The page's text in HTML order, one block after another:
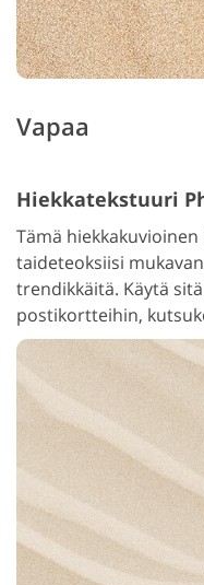
Vapaa
Hiekkatekstuuri
Tämä
taideteoksiisi
trendikkäitä. Käytä
postikortteihin,